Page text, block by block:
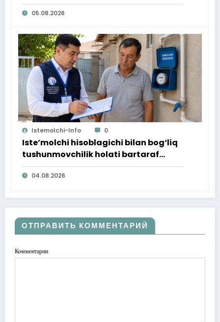
ta’minlab berildi
05.08.2026
Istemolchi-Info 0
Iste’molchi hisoblagichi bilan bog‘liq
tushunmovchilik holati bartaraf
qilindi
04.08.2026
ОТПРАВИТЬ КОММЕНТАРИЙ
Комментарии